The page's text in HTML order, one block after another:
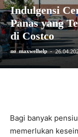
Indulgensi
Panas yang
di Costco
по maxwelhelp -
Bagi banyak
memerlukan